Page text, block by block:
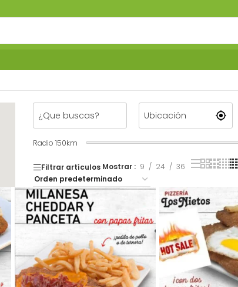
Radio 150km
Filtrar artículos Mostrar 9 24 36